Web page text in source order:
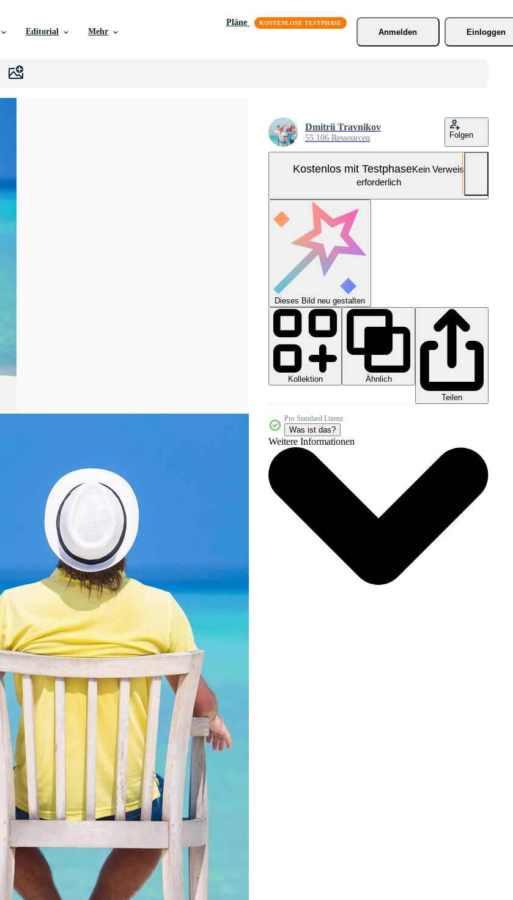
Editorial Mehr
Pläne
Anmelden
Einloggen
Dmitrii Travnikov
55.106 Ressourcen Folgen
Kostenlos mit TestphaseKein Verweis
erforderlich
Dieses Bild neu gestalten
Kollektion
Ähnlich
Teilen
Pro Standard Lizenz
Was ist das?
Weitere Informationen